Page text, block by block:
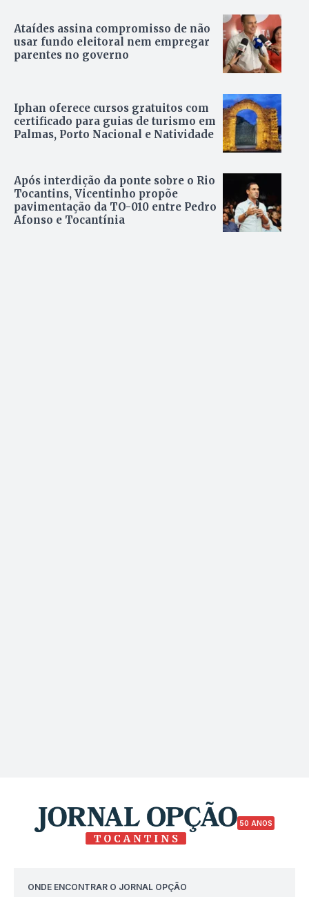
Ataídes assina compromisso de não
usar fundo eleitoral nem empregar
parentes no governo
Iphan oferece cursos gratuitos com
certificado para guias de turismo em
Palmas, Porto Nacional e Natividade
Após interdição da ponte sobre o Rio
Tocantins, Vicentinho propõe
pavimentação da TO-010 entre Pedro
Afonso e Tocantínia
50 ANOS
ONDE ENCONTRAR O JORNAL OPÇÃO